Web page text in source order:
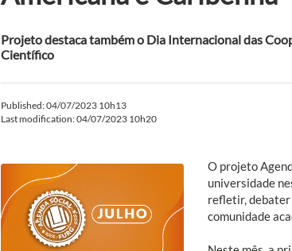
Projeto destaca também o Dia Internacional das
Científico
Published: 04/07/2023 10h13
Last modification: 04/07/2023 10h20
O projeto
universidade
refletir, debater
comunidade